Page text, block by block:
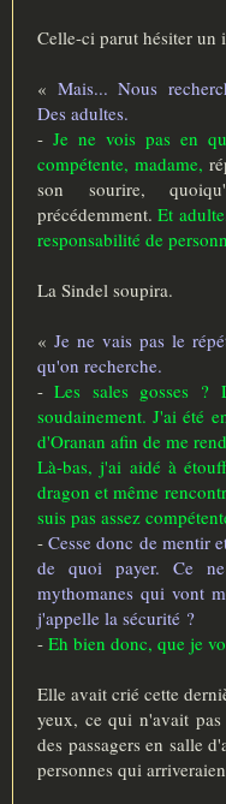
Celle-ci parut hésiter un
« Mais... Nous
Des adultes.
- Je ne vois pas en
compétente, madame,
son sourire,
précédemment.Et
responsabilité de
La Sindel soupira.
« Je ne vais pas le
qu'on recherche.
-Les sales gosses ?
soudainement. J'ai été
d'Oranan afin de me
Là-bas, j'ai aidé à
dragon et même
suis pas assez
-Cesse donc de mentir
de quoi payer. Ce
mythomanes qui vont
j'appelle la sécurité ?
- Eh bien donc, que je
Elle avait crié cette
yeux, ce qui n'avait
des passagers en salle
personnes qui